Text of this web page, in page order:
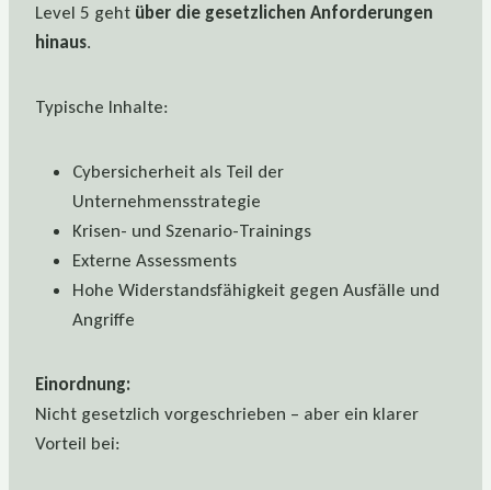
Level 5 geht über die gesetzlichen Anforderungen
hinaus.
Typische Inhalte:
Cybersicherheit als Teil der
Unternehmensstrategie
Krisen- und Szenario-Trainings
Externe Assessments
Hohe Widerstandsfähigkeit gegen Ausfälle und
Angriffe
Einordnung:
Nicht gesetzlich vorgeschrieben – aber ein klarer
Vorteil bei: